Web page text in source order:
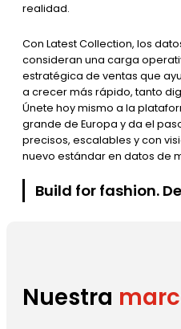
realidad.
Con Latest Collection, los
consideran una carga
estratégica de ventas que
a crecer más rápido, tanto
Únete hoy mismo a la
grande de Europa y da el
precisos, escalables y con
nuevo estándar en datos de
Build for fashion.
Nuestra